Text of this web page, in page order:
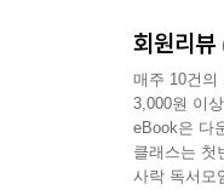
회원리뷰
매주 10건의
3,000원 이
eBook은 다
클래스는 첫
사락 독서모